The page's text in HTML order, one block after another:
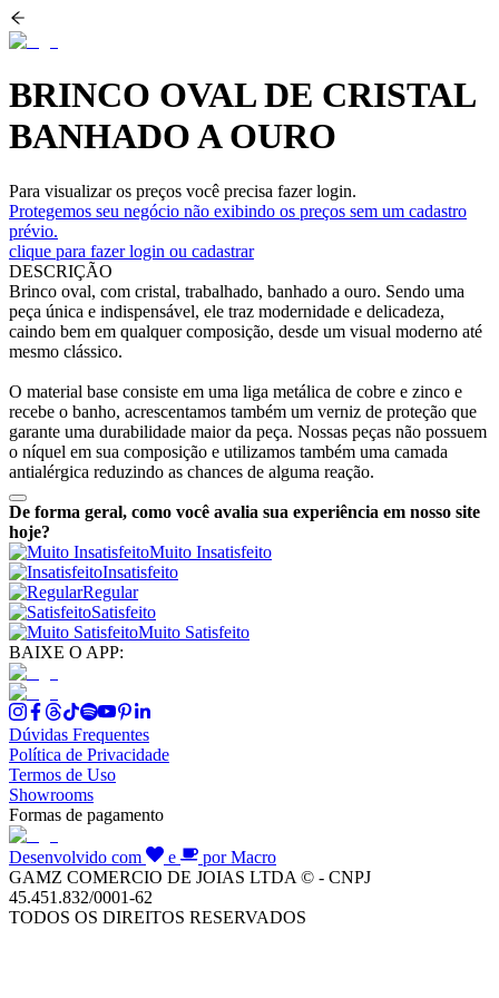
BRINCO OVAL DE CRISTAL
BANHADO A OURO
Para visualizar os preços você precisa fazer login.
Protegemos seu negócio não exibindo os preços sem um cadastro
prévio.
clique para fazer login ou cadastrar
DESCRIÇÃO
Brinco oval, com cristal, trabalhado, banhado a ouro. Sendo uma
peça única e indispensável, ele traz modernidade e delicadeza,
caindo bem em qualquer composição, desde um visual moderno até
mesmo clássico.
O material base consiste em uma liga metálica de cobre e zinco e
recebe o banho, acrescentamos também um verniz de proteção que
garante uma durabilidade maior da peça. Nossas peças não possuem
o níquel em sua composição e utilizamos também uma camada
antialérgica reduzindo as chances de alguma reação.
De forma geral, como você avalia sua experiência em nosso site
hoje?
Muito Insatisfeito
Insatisfeito
Regular
Satisfeito
Muito Satisfeito
BAIXE O APP:
Dúvidas Frequentes
Política de Privacidade
Termos de Uso
Showrooms
Formas de pagamento
Desenvolvido com e
por Macro
GAMZ COMERCIO DE JOIAS LTDA © - CNPJ
45.451.832/0001-62
TODOS OS DIREITOS RESERVADOS